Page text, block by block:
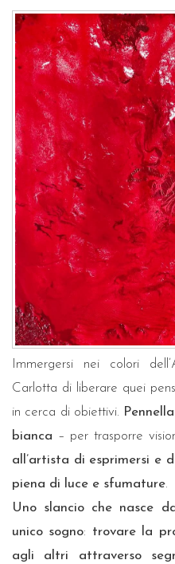
Immergersi nei colori
Carlotta di liberare quei
in cerca di obiettivi.
bianca – per trasporre
all’artista di esprimersi e
piena di luce e sfumature.
Uno slancio che nasce
unico sogno: trovare la
agli altri attraverso